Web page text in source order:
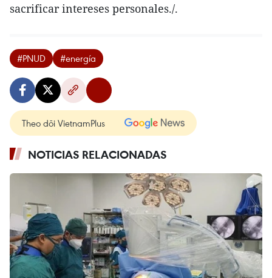
sacrificar intereses personales./.
#PNUD #energía
Theo dõi VietnamPlus
NOTICIAS RELACIONADAS